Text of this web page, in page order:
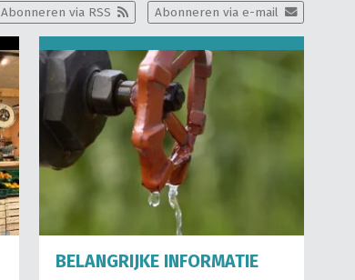
Abonneren via e-mail
Abonneren via RSS
BELANGRIJKE INFORMATIE